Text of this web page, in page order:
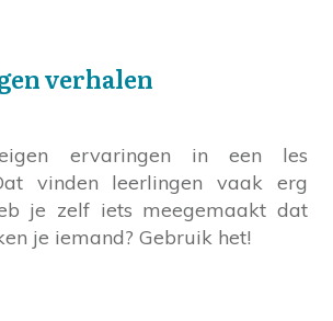
verhalen
ervaringen in een les
vinden leerlingen vaak erg
je zelf iets meegemaakt dat
je iemand? Gebruik het!